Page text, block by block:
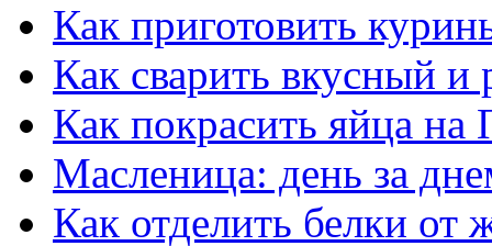
Как приготовить
Как сварить вкусный и
Как покрасить яйца на
Масленица: день за
Как отделить белки от